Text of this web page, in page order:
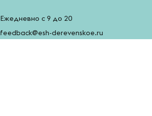
Ежедневно с 9 до 20
feedback@esh-derevenskoe.ru